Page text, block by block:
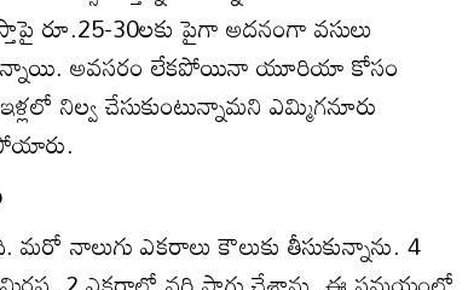
రూ.25-30లకు పైగా అదనంగా వసులు
ఉన్నాయి. అవసరం లేకపోయినా యూరియా కోసం
నిల్వ చేసుకుంటున్నామని ఎమ్మిగనూరు
నాలుగు ఎకరాలు కౌలుకు తీసుకున్నాను. 4